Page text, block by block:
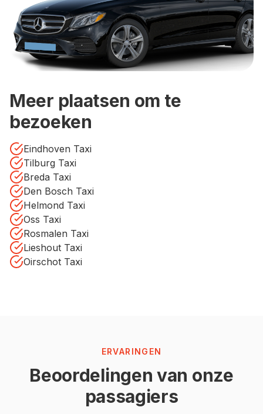
Meer plaatsen om te
bezoeken
Eindhoven Taxi
Tilburg Taxi
Breda Taxi
Den Bosch Taxi
Helmond Taxi
Oss Taxi
Rosmalen Taxi
Lieshout Taxi
Oirschot Taxi
ERVARINGEN
Beoordelingen van onze
passagiers